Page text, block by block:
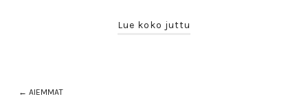
Lue koko juttu
← AIEMMAT